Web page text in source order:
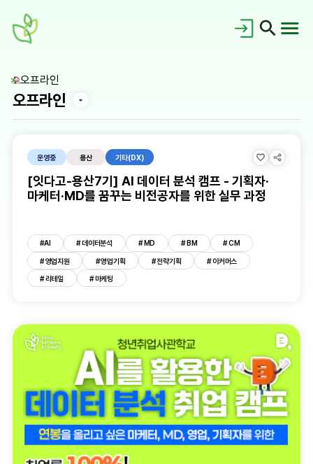
공지사항
홍보갤러리
새싹동문회
수강후기
대관신청
새싹이란?
교육로드맵
대시보드
학습관리
온라인 학습내역
오프라인 학습내역
활동관리
관심과정
후기
오프라인
오프라인
운영중 용산 기타(DX)
[잇다고-용산7기] AI 데이터 분석 캠프 - 기획자·
마케터·MD를 꿈꾸는 비전공자를 위한 실무 과정
#AI # 데이터분석 # MD # BM
# CM
# 영업지원
# 영업기획 # 전략기획
# 이커머스
# 리테일
# 마케팅